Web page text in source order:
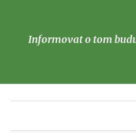
Informovat o tom